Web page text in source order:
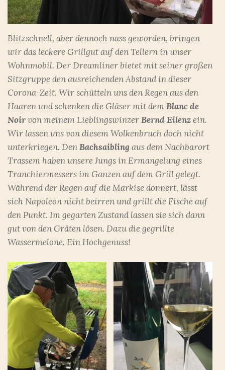
Blitzschnell, aber dennoch nass geworden, bringen
wir das leckere Grillgut auf den Tellern in unser
Wohnmobil. Der Dreamliner bietet mit seiner großen
Sitzgruppe den ausreichenden Abstand in dieser
Corona-Zeit. Wir schütteln uns den Regen aus den
Haaren und schenken die Gläser mit demBlanc de
Noirvon meinem LieblingswinzerBerndEilenzein.
Wir lassen uns von diesem Wolkenbruch doch nicht
unterkriegen. DenBachsaibling aus dem Nachbarort
Trassem haben unsere Jungs in Ermangelung eines
Tranchiermessers im Ganzen auf dem Grill gelegt.
Während der Regen auf die Markise donnert, lässt
sich Napoleon nicht beirren und grillt die Fische auf
den Punkt. Im gegarten Zustand lassen sie sich dann
gut von den Gräten lösen. Dazu die gegrillte
Wassermelone. Ein Hochgenuss!